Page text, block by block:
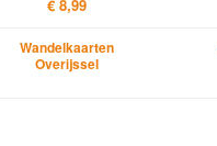
€ 8,99
Wandelkaarten
Overijssel